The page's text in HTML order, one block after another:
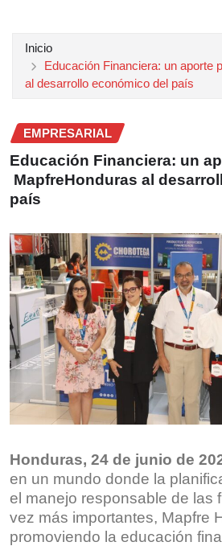
Inicio
Educación Financiera: un aporte
al desarrollo económico del país
EMPRESARIAL
Educación Financiera: un
MapfreHonduras al
país
Honduras, 24 de junio de
en un mundo donde la
el manejo responsable de las
vez más importantes, Mapfre
promoviendo la educación